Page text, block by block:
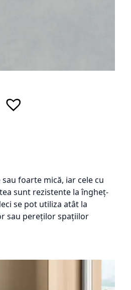
foarte mică, iar cele cu
sunt rezistente la îngheț-
se pot utiliza atât la
sau pereților spațiilor